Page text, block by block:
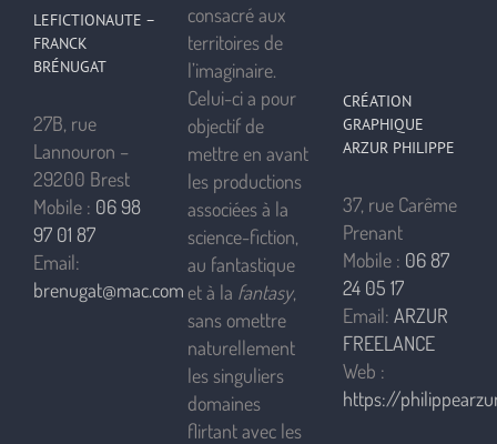
LEFICTIONAUTE –
FRANCK
BRÉNUGAT
27B, rue
Lannouron –
29200 Brest
Mobile : 06 98
97 01 87
Email:
brenugat@mac.com
consacré aux
territoires de
l’imaginaire.
Celui-ci a pour
objectif de
mettre en avant
les productions
associées à la
science-fiction,
au fantastique
et à la fantasy,
sans omettre
naturellement
les singuliers
domaines
flirtant avec les
CRÉATION
GRAPHIQUE
ARZUR PHILIPPE
37, rue Carême
Prenant
Mobile : 06 87
24 05 17
Email: ARZUR
FREELANCE
Web :
https://